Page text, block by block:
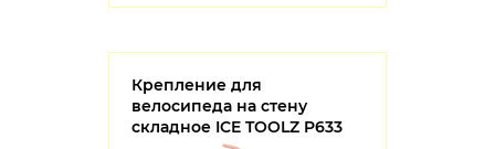
Крепление для
велосипеда на стену
складное ICE TOOLZ P633